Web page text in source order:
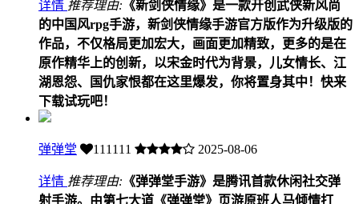
详情 推荐理由: 《新剑侠情缘》是一款开创武侠新风尚
的中国风rpg手游，新剑侠情缘手游官方版作为升级版的
作品，不仅格局更加宏大，画面更加精致，更多的是在
原作精华上的创新，以宋金时代为背景，儿女情长、江
湖恩怨、国仇家恨都在这里爆发，你将置身其中！快来
下载试玩吧！
弹弹堂 111111 2025-08-06
详情 推荐理由: 《弹弹堂手游》是腾讯首款休闲社交弹
射手游。由第七大道《弹弹堂》页游原班人马倾情打